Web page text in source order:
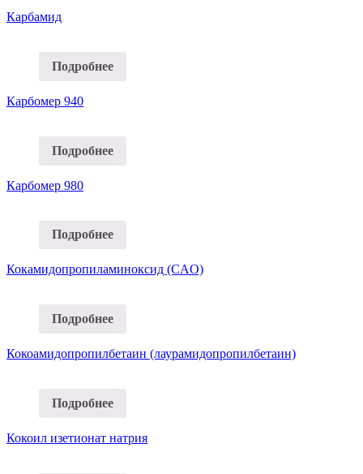
Карбамид
Подробнее
Карбомер 940
Подробнее
Карбомер 980
Подробнее
Кокамидопропиламиноксид (CAO)
Подробнее
Кокоамидопропилбетаин (лаурамидопропилбетаин)
Подробнее
Кокоил изетионат натрия